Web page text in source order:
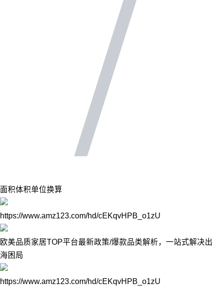
面积体积单位换算
https://www.amz123.com/hd/cEKqvHPB_o1zU
欧美品质家居TOP平台最新政策/爆款品类解析，一站式解决出
海困局
https://www.amz123.com/hd/cEKqvHPB_o1zU